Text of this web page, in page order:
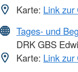
Karte: Link zur
Tages- und
DRK GBS
Karte: Link zur